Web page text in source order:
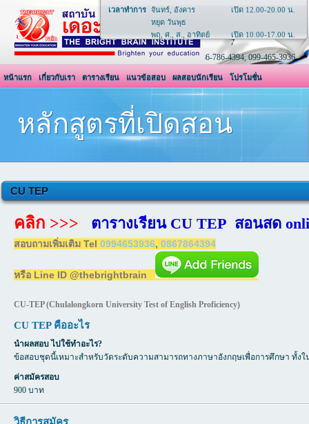
เวลาทำการ จันทร์, อังคาร
เปิด 12.00-20.00 น.
หยุด วันพุธ
พฤ, ศ., ส., อาทิตย์
เปิด 10.00-17.00 น.
ติดต่อ :โทร. 02-930-1592, 02-930-2337, มือถือ 086-786-4394, 099-465-3936
หน้าแรก เกี่ยวกับเรา ตารางเรียน แนวข้อสอบ ผลสอบนักเรียน โปรโมชั่น
หลักสูตรที่เปิดสอน
CU TEP
คลิก >>> ตารางเรียน CU TEP สอนสด
สอบถามเพิ่มเติม Tel 0994653936, 0867864394
หรือ Line ID @thebrightbrain
CU-TEP (Chulalongkorn University Test of English Proficiency)
CU TEP คืออะไร
นำผลสอบ ไปใช้ทำอะไร?
ข้อสอบชุดนี้เหมาะสำหรับวัดระดับความสามารถทางภาษาอังกฤษเพื่อการศึกษา ทั้
ค่าสมัครสอบ
900 บาท